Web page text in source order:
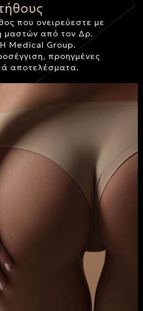
που ονειρεύεστε με
από τον Δρ.
Medical Group.
προηγμένες
αποτελέσματα.